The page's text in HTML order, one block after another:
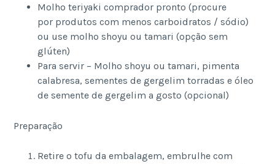
Molho teriyaki comprador pronto (procure
por produtos com menos carboidratos / sódio)
ou use molho shoyu ou tamari (opção sem
glúten)
Para servir – Molho shoyu ou tamari, pimenta
calabresa, sementes de gergelim torradas e óleo
de semente de gergelim a gosto (opcional)
Preparação
Retire o tofu da embalagem, embrulhe com